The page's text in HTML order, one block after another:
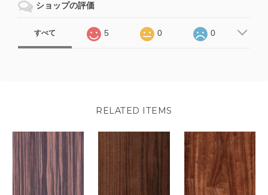
ショップの評価
すべて 5 0 0
RELATED ITEMS